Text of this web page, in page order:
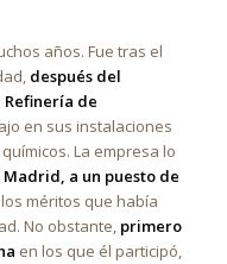
años. Fue tras el
después del
de
en sus instalaciones
La empresa lo
a un puesto de
méritos que había
No obstante, primero
en los que él participó,